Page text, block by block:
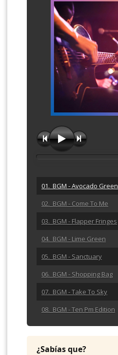
01. BGM - Avocado Green
02. BGM - Come To Me
03. BGM - Flapper Fringes
04. BGM - Lime Green
05. BGM - Sanctuary
06. BGM - Shopping Bag
07. BGM - Take To Sky
08. BGM - Ten Pm Edition
09. BGM - Urgent Bulletin
10. BGM - William Tell Over
¿Sabías que?